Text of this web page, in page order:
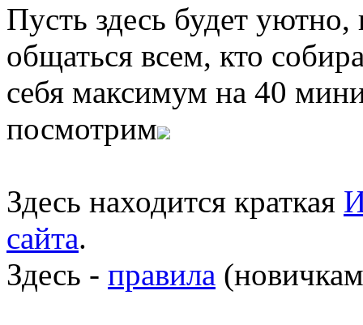
Пусть здесь будет
общаться всем, кто
себя максимум на 40
посмотрим
Здесь находится краткая
сайта.
Здесь - правила